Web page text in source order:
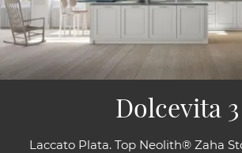
Laccato Plata. Top Neolith® Zaha
Dolcevita 3